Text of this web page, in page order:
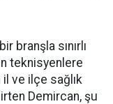
branşla sınırlı
teknisyenlere
ve ilçe sağlık
Demircan, şu